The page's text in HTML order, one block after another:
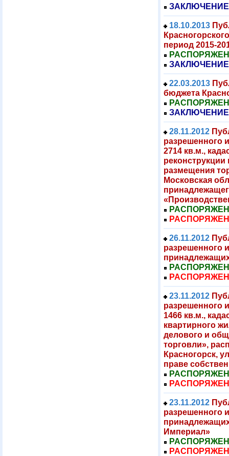
ЗАКЛЮЧЕНИЕ
18.10.2013
период 2015-
ЗАКЛЮЧЕНИЕ
22.03.2013
бюджета
ЗАКЛЮЧЕНИЕ
28.11.2012
разрешенного
2714 кв.м.,
размещения
Московская
26.11.2012
разрешенного
23.11.2012
разрешенного
1466 кв.м.,
квартирного
делового и
торговли»,
Красногорск,
праве
23.11.2012
разрешенного
Империал»